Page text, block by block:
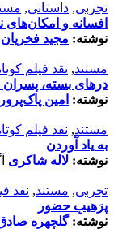
تجربی, داستانی,
افسانه‌ و امکان‌های
نوشته: مجید فخریان
مستند, نقد فیلم
درهای بسته،
نوشته: امین پاک‌پرور
مستند, نقد فیلم
به یاد آوردن
نوشته: لاله شاکری
تجربی, مستند, نقد
پرَهیب‌ِ حضور
نوشته:گلچهره